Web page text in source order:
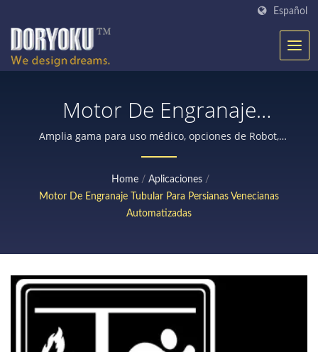
Español
Motor De Engranaje
Tubular Para Persianas
Venecianas Automatizadas
| Fabricante De Motores
De Corriente Continua Y
Cajas De Engranajes
Planetarios Durante 25
Años | Doryoku Technical
Corp.
Amplia gama para uso médico, opciones de Robot,
Cortina y Puerta
Home / Aplicaciones /
Motor De Engranaje Tubular Para Persianas Venecianas
Automatizadas